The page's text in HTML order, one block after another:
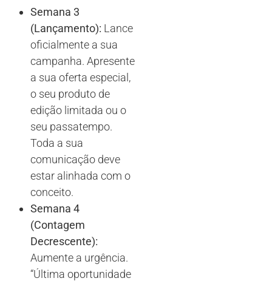
Semana 3
(Lançamento): Lance
oficialmente a sua
campanha. Apresente
a sua oferta especial,
o seu produto de
edição limitada ou o
seu passatempo.
Toda a sua
comunicação deve
estar alinhada com o
conceito.
Semana 4
(Contagem
Decrescente):
Aumente a urgência.
“Última oportunidade